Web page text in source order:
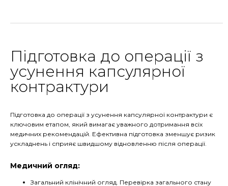
Підготовка до операції з
усунення капсулярної
контрактури
Підготовка до операції з усунення капсулярної контрактури є
ключовим етапом, який вимагає уважного дотримання всіх
медичних рекомендацій. Ефективна підготовка зменшує ризик
ускладнень і сприяє швидшому відновленню після операції.
Медичний огляд:
Загальний клінічний огляд. Перевірка загального стану